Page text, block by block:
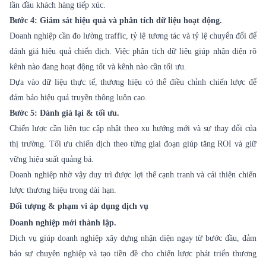
lần đầu khách hàng tiếp xúc.
Bước 4: Giám sát hiệu quả và phân tích dữ liệu hoạt động.
Doanh nghiệp cần đo lường traffic, tỷ lệ tương tác và tỷ lệ chuyển đổi để
đánh giá hiệu quả chiến dịch. Việc phân tích dữ liệu giúp nhận diện rõ
kênh nào đang hoạt động tốt và kênh nào cần tối ưu.
Dựa vào dữ liệu thực tế, thương hiệu có thể điều chỉnh chiến lược để
đảm bảo hiệu quả truyền thông luôn cao.
Bước 5: Đánh giá lại & tối ưu.
Chiến lược cần liên tục cập nhật theo xu hướng mới và sự thay đổi của
thị trường. Tối ưu chiến dịch theo từng giai đoạn giúp tăng ROI và giữ
vững hiệu suất quảng bá.
Doanh nghiệp nhờ vậy duy trì được lợi thế cạnh tranh và cải thiện chiến
lược thương hiệu trong dài hạn.
Đối tượng & phạm vi áp dụng dịch vụ
Doanh nghiệp mới thành lập.
Dịch vụ giúp doanh nghiệp xây dựng nhận diện ngay từ bước đầu, đảm
bảo sự chuyên nghiệp và tạo tiền đề cho chiến lược phát triển thương